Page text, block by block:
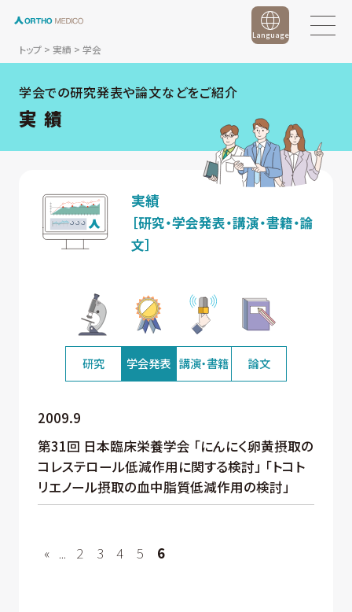
トップ> 実績 > 学会
Language
学会での研究発表や論文などをご紹介
実 績
実績
［研究・学会発表・講演・書籍・論
文］
研究 学会発表 講演・書籍 論文
2009.9
第31回 日本臨床栄養学会 「にんにく卵黄摂取の
コレステロール低減作用に関する検討」 「トコト
リエノール摂取の血中脂質低減作用の検討」
« ... 2 3 4 5 6